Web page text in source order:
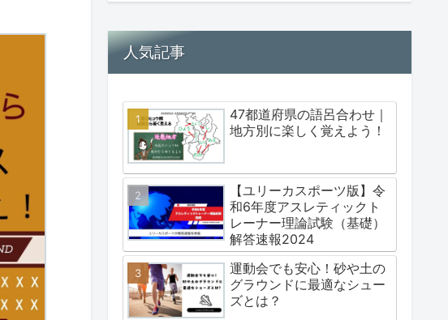
人気記事
47都道府県の語呂合わせ｜
地方別に楽しく覚えよう！
【ユリーカスポーツ版】令
和6年度アスレティックト
レーナー理論試験（基礎）
解答速報2024
運動会でも安心！砂や土の
グラウンドに最適なシュー
ズとは？